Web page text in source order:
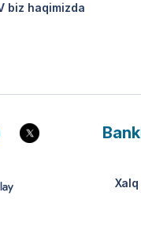
biz haqimizda